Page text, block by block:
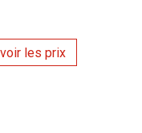
les prix